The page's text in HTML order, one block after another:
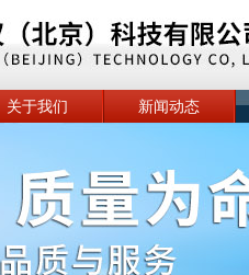
关于我们 新闻动态